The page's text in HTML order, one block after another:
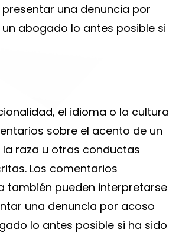
una denuncia por
abogado lo antes posible si
el idioma o la cultura
sobre el acento de un
raza u otras conductas
Los comentarios
también pueden interpretarse
una denuncia por acoso
lo antes posible si ha sido